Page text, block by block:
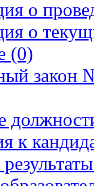
о
о
(0)
закон
к